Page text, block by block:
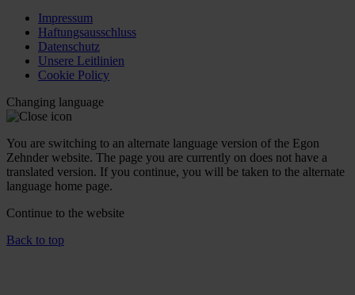
Impressum
Haftungsausschluss
Datenschutz
Unsere Leitlinien
Cookie Policy
Changing language
You are switching to an alternate language version of the Egon
Zehnder website. The page you are currently on does not have a
translated version. If you continue, you will be taken to the alternate
language home page.
Continue to the website
Back to top